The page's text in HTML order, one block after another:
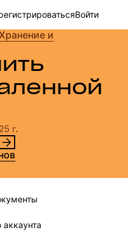
Войти
и
г.